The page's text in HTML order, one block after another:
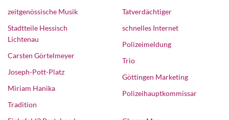
zeitgenössische Musik
Stadtteile Hessisch
Lichtenau
Carsten Görtelmeyer
Joseph-Pott-Platz
Miriam Hanika
Tradition
Tatverdächtiger
schnelles Internet
Polizeimeldung
Trio
Göttingen Marketing
Polizeihauptkommissar